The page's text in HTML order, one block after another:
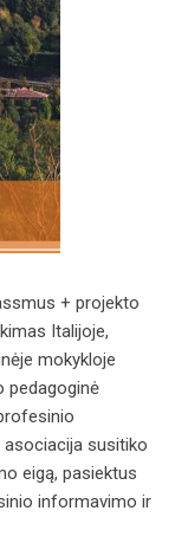
+ projekto
Italijoje,
mokykloje
pedagoginė
susitiko
eigą, pasiektus
informavimo ir